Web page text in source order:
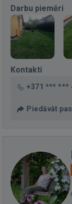
Darbu piemēri
Kontakti
+371 *** ***
Piedāvāt